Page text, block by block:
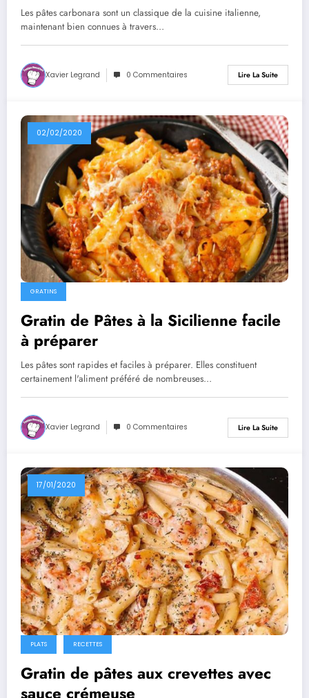
Les pâtes carbonara sont un classique de la cuisine italienne,
maintenant bien connues à travers…
Xavier Legrand 0 Commentaires Lire La Suite
02/02/2020
GRATINS
Gratin de Pâtes à la Sicilienne facile
à préparer
Les pâtes sont rapides et faciles à préparer. Elles constituent
certainement l'aliment préféré de nombreuses…
Xavier Legrand 0 Commentaires Lire La Suite
17/01/2020
PLATS RECETTES
Gratin de pâtes aux crevettes avec
sauce crémeuse